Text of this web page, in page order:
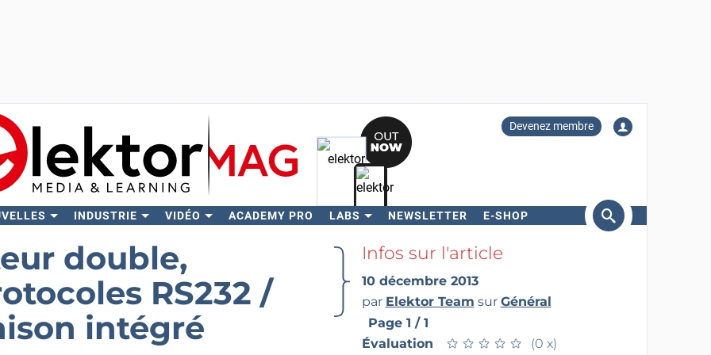
Devenez membre
INDUSTRIE VIDÉO ACADEMY PRO LABS NEWSLETTER E-SHOP
Rechercher
double,
RS232 /
intégré
Infos sur l'article
10 décembre 2013
par Elektor Team sur Général
Page 1 / 1
Évaluation
★ ★ ★ ★ ★
★ ★ ★ ★ ★ (0 x)